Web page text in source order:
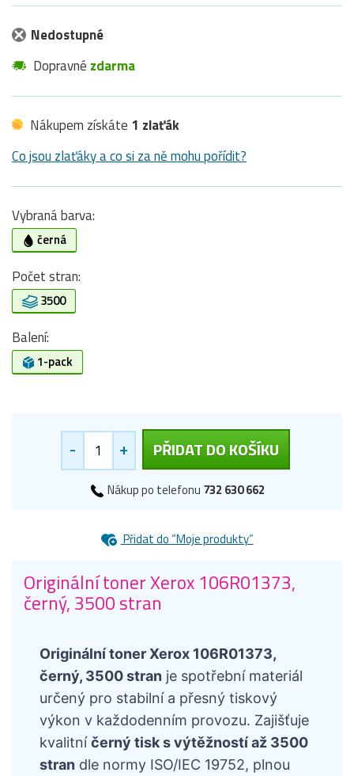
Nedostupné
Dopravné zdarma
Nákupem získáte 1 zlaťák
Co jsou zlaťáky a co si za ně mohu pořídit?
Vybraná barva:
černá
Počet stran:
3500
Balení:
1-pack
- + PŘIDAT DO KOŠÍKU
Nákup po telefonu 732 630 662
Přidat do “Moje produkty”
Originální toner Xerox 106R01373,
černý, 3500 stran
Originální toner Xerox 106R01373,
černý, 3500 stran je spotřební materiál
určený pro stabilní a přesný tiskový
výkon v každodenním provozu. Zajišťuje
kvalitníčerný tisk s výtěžností až 3500
stran dle normy ISO/IEC 19752, plnou